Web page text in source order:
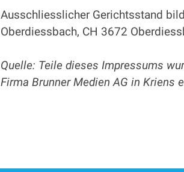
Ausschliesslicher Gerichtsstand
Oberdiessbach, CH 3672
Quelle: Teile dieses Impressums
Firma Brunner Medien AG in Kriens